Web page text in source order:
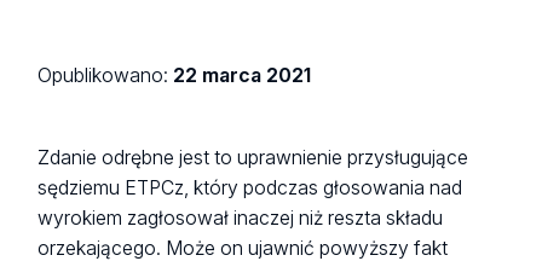
Opublikowano: 22 marca 2021
Zdanie odrębne jest to uprawnienie przysługujące
sędziemu ETPCz, który podczas głosowania nad
wyrokiem zagłosował inaczej niż reszta składu
orzekającego. Może on ujawnić powyższy fakt